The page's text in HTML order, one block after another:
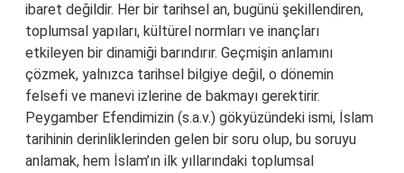
ibaret değildir. Her bir tarihsel an, bugünü şekillendiren,
toplumsal yapıları, kültürel normları ve inançları
etkileyen bir dinamiği barındırır. Geçmişin anlamını
çözmek, yalnızca tarihsel bilgiye değil, o dönemin
felsefi ve manevi izlerine de bakmayı gerektirir.
Peygamber Efendimizin (s.a.v.) gökyüzündeki ismi, İslam
tarihinin derinliklerinden gelen bir soru olup, bu soruyu
anlamak, hem İslam’ın ilk yıllarındaki toplumsal